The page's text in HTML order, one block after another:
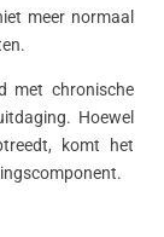
meer normaal
met chronische
Hoewel
komt het